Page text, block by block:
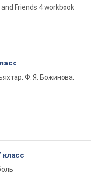
and Friends 4 workbook
Ф. Я. Божинова,
класс